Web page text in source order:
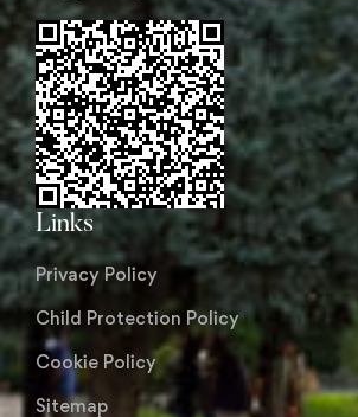
Links
Privacy Policy
Child Protection Policy
Cookie Policy
Sitemap